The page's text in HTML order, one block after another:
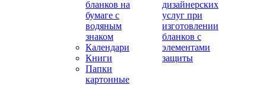
бланков на
бумаге с
водяным
знаком
Календари
Книги
Папки
картонные
дизайнерских
услуг при
изготовлении
бланков с
элементами
защиты